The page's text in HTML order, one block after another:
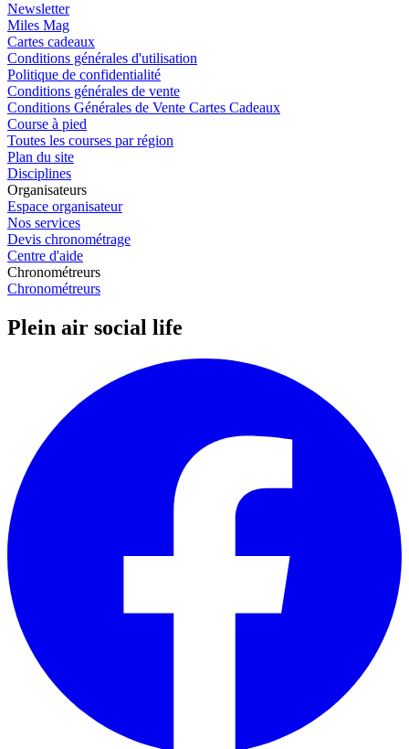
Newsletter
Miles Mag
Cartes cadeaux
Conditions générales d'utilisation
Politique de confidentialité
Conditions générales de vente
Conditions Générales de Vente Cartes Cadeaux
Course à pied
Toutes les courses par région
Plan du site
Disciplines
Organisateurs
Espace organisateur
Nos services
Devis chronométrage
Centre d'aide
Chronométreurs
Chronométreurs
Plein air social life